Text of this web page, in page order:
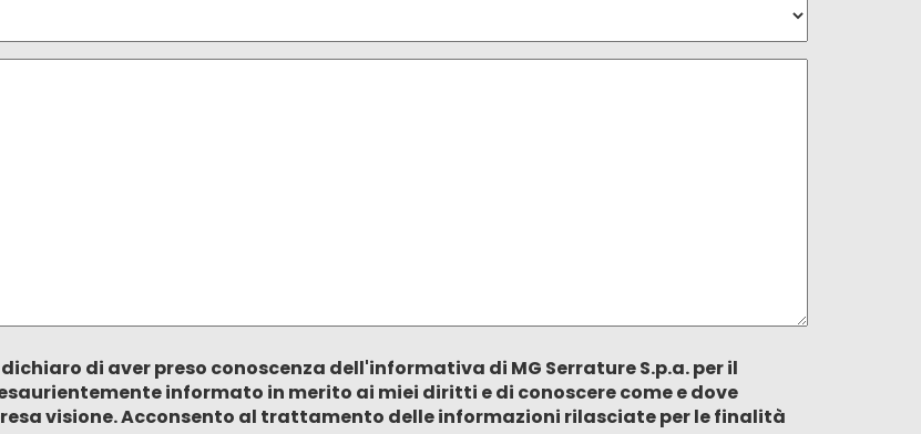
dichiaro di aver preso conoscenza dell'informativa di MG Serrature S.p.a. per il
informato in merito ai miei diritti e di conoscere come e dove
visione. Acconsento al trattamento delle informazioni rilasciate per le finalità